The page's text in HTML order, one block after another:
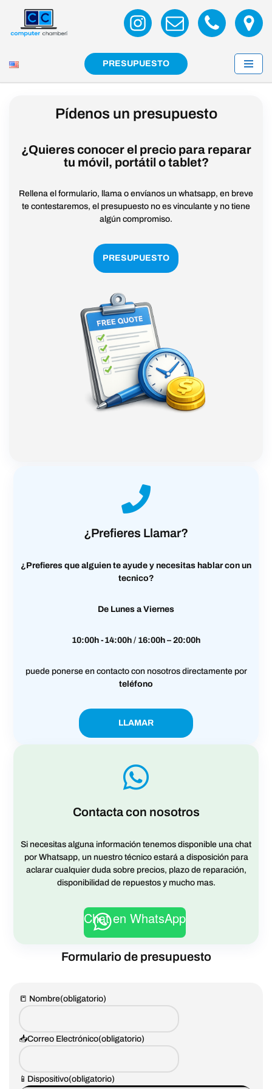
Saltar
PRESUPUESTO
Pídenos un presupuesto
¿Quieres conocer el precio para reparar
tu móvil, portátil o tablet?
Rellena el formulario, llama o envíanos un whatsapp, en breve
te contestaremos, el presupuesto no es vinculante y no tiene
algún compromiso.
PRESUPUESTO
¿Prefieres Llamar?
¿Prefieres que alguien te ayude y necesitas hablar con un
tecnico?
De Lunes a Viernes
10:00h -14:00h / 16:00h – 20:00h
puede ponerse en contacto con nosotros directamente por
teléfono
LLAMAR
Contacta con nosotros
Si necesitas alguna información tenemos disponible una chat
por Whatsapp, un nuestro técnico estará a disposición para
aclarar cualquier duda sobre precios, plazo de reparación,
disponibilidad de repuestos y mucho mas.
Chat en WhatsApp
Formulario de presupuesto
📒 Nombre(obligatorio)
📥Correo Electrónico(obligatorio)
📱Dispositivo(obligatorio)